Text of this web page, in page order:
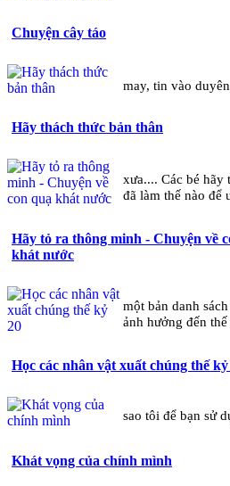
Chuyện cây táo
Hãy thách thức bản thân
may, tin vào
Hãy tỏ ra thông minh - Chuyện về
khát nước
xưa.... Các bé hãy
đã làm thế nào để
Học các nhân vật xuất chúng thế kỷ
một bản danh
ảnh hưởng đến
Khát vọng của chính mình
sao tôi để bạn sử